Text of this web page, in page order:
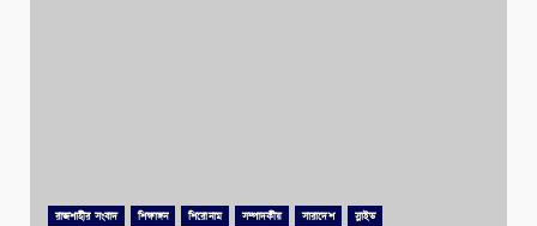
রাজশাহীর সংবাদ শিক্ষাঙ্গন শিরোনাম সম্পাদকীয় সারাদেশ স্লাইড